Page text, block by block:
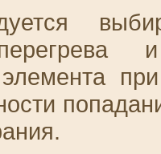
и
элемента